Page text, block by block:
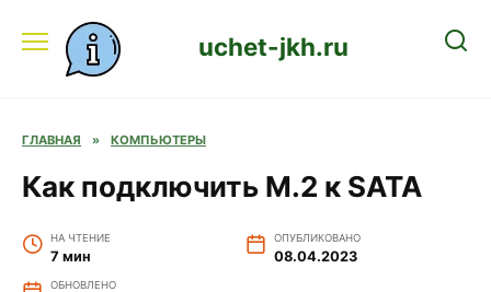
содержанию
uchet-jkh.ru
ГЛАВНАЯ » КОМПЬЮТЕРЫ
Как подключить M.2 к SATA
НА ЧТЕНИЕ
7 мин
ОПУБЛИКОВАНО
08.04.2023
ОБНОВЛЕНО